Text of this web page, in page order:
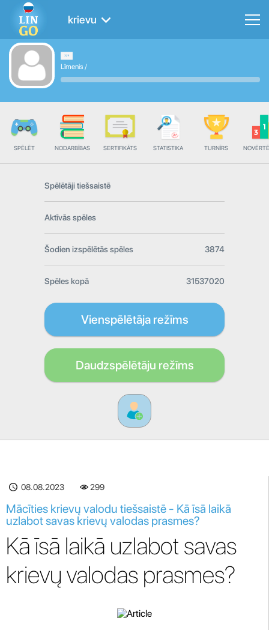
krievu
Līmenis /
SPĒLĒT NODARBĪBAS SERTIFIKĀTS STATISTIKA TURNĪRS
Spēlētāji tiešsaistē
Aktīvās spēles
Šodien izspēlētās spēles 3874
Spēles kopā 31537020
Vienspēlētāja režīms
Daudzspēlētāju režīms
08.08.2023 299
Mācīties krievų valodu tiešsaistē - Kā īsā laikā
uzlabot savas krievų valodas prasmes?
Kā īsā laikā uzlabot savas
krievų valodas prasmes?